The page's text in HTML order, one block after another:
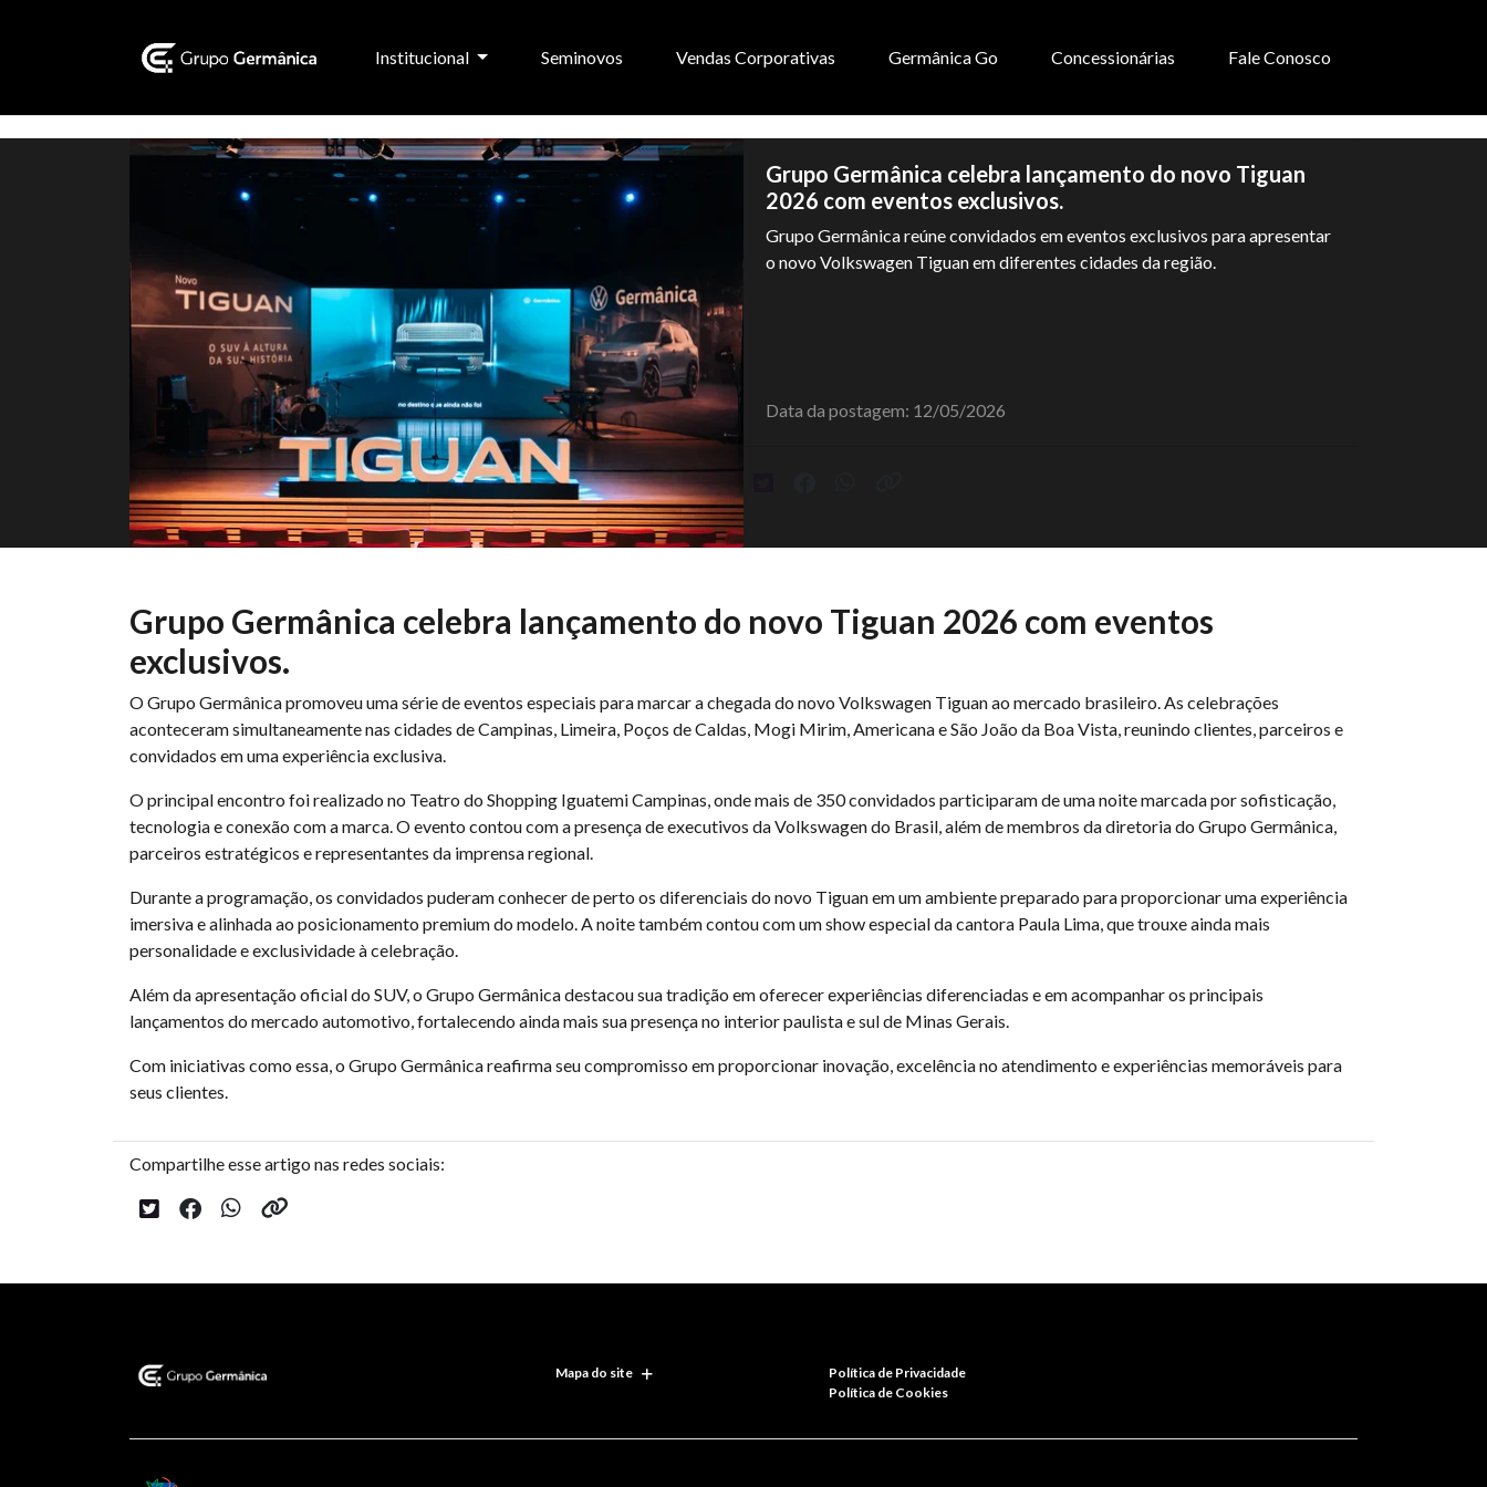
Institucional Seminovos Vendas Corporativas Germânica Go Concessionárias Fale Conosco
Grupo Germânica celebra lançamento do novo Tiguan
2026 com eventos exclusivos.
Grupo Germânica reúne convidados em eventos exclusivos para apresentar
o novo Volkswagen Tiguan em diferentes cidades da região.
Data da postagem: 12/05/2026
Grupo Germânica celebra lançamento do novo Tiguan 2026 com eventos
exclusivos.
O Grupo Germânica promoveu uma série de eventos especiais para marcar a chegada do novo Volkswagen Tiguan ao mercado brasileiro. As celebrações
aconteceram simultaneamente nas cidades de Campinas, Limeira, Poços de Caldas, Mogi Mirim, Americana e São João da Boa Vista, reunindo clientes, parceiros e
convidados em uma experiência exclusiva.
O principal encontro foi realizado no Teatro do Shopping Iguatemi Campinas, onde mais de 350 convidados participaram de uma noite marcada por sofisticação,
tecnologia e conexão com a marca. O evento contou com a presença de executivos da Volkswagen do Brasil, além de membros da diretoria do Grupo Germânica,
parceiros estratégicos e representantes da imprensa regional.
Durante a programação, os convidados puderam conhecer de perto os diferenciais do novo Tiguan em um ambiente preparado para proporcionar uma experiência
imersiva e alinhada ao posicionamento premium do modelo. A noite também contou com um show especial da cantora Paula Lima, que trouxe ainda mais
personalidade e exclusividade à celebração.
Além da apresentação oficial do SUV, o Grupo Germânica destacou sua tradição em oferecer experiências diferenciadas e em acompanhar os principais
lançamentos do mercado automotivo, fortalecendo ainda mais sua presença no interior paulista e sul de Minas Gerais.
Com iniciativas como essa, o Grupo Germânica reafirma seu compromisso em proporcionar inovação, excelência no atendimento e experiências memoráveis para
seus clientes.
Compartilhe esse artigo nas redes sociais:
Mapa do site
Política de Privacidade
Política de Cookies